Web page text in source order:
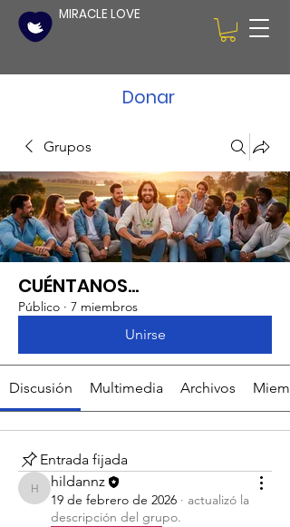
MIRACLE LOVE
Donar
Grupos
CUÉNTANOS...
Público · 7 miembros
Unirse
Discusión Multimedia Archivos
Entrada fijada
hildannz
hildannz
19 de febrero de 2026 · actualizó la
descripción del grupo.